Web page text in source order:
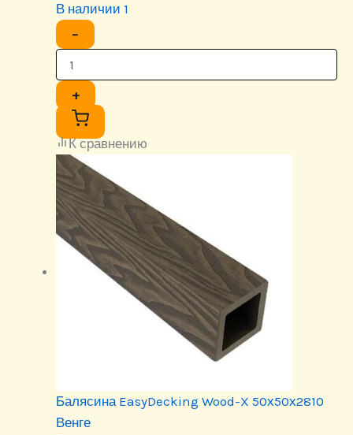
В наличии 1
−
+
К сравнению
Балясина EasyDecking Wood-X 50х50х2810
Венге